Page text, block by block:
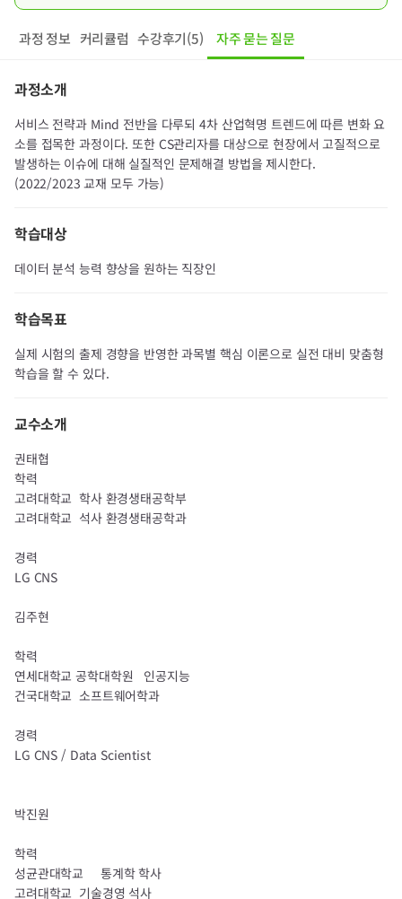
과정 정보 커리큘럼 수강후기(5) 자주 묻는 질문
과정소개
서비스 전략과 Mind 전반을 다루되 4차 산업혁명 트렌드에 따른 변화 요
소를 접목한 과정이다. 또한 CS관리자를 대상으로 현장에서 고질적으로
발생하는 이슈에 대해 실질적인 문제해결 방법을 제시한다.
(2022/2023 교재 모두 가능)
학습대상
데이터 분석 능력 향상을 원하는 직장인
학습목표
실제 시험의 출제 경향을 반영한 과목별 핵심 이론으로 실전 대비 맞춤형
학습을 할 수 있다.
교수소개
권태협
학력
고려대학교 학사 환경생태공학부
고려대학교 석사 환경생태공학과
경력
LG CNS
김주현
학력
연세대학교 공학대학원
인공지능
건국대학교 소프트웨어학과
경력
LG CNS / Data Scientist
박진원
학력
성균관대학교
통계학 학사
고려대학교 기술경영 석사